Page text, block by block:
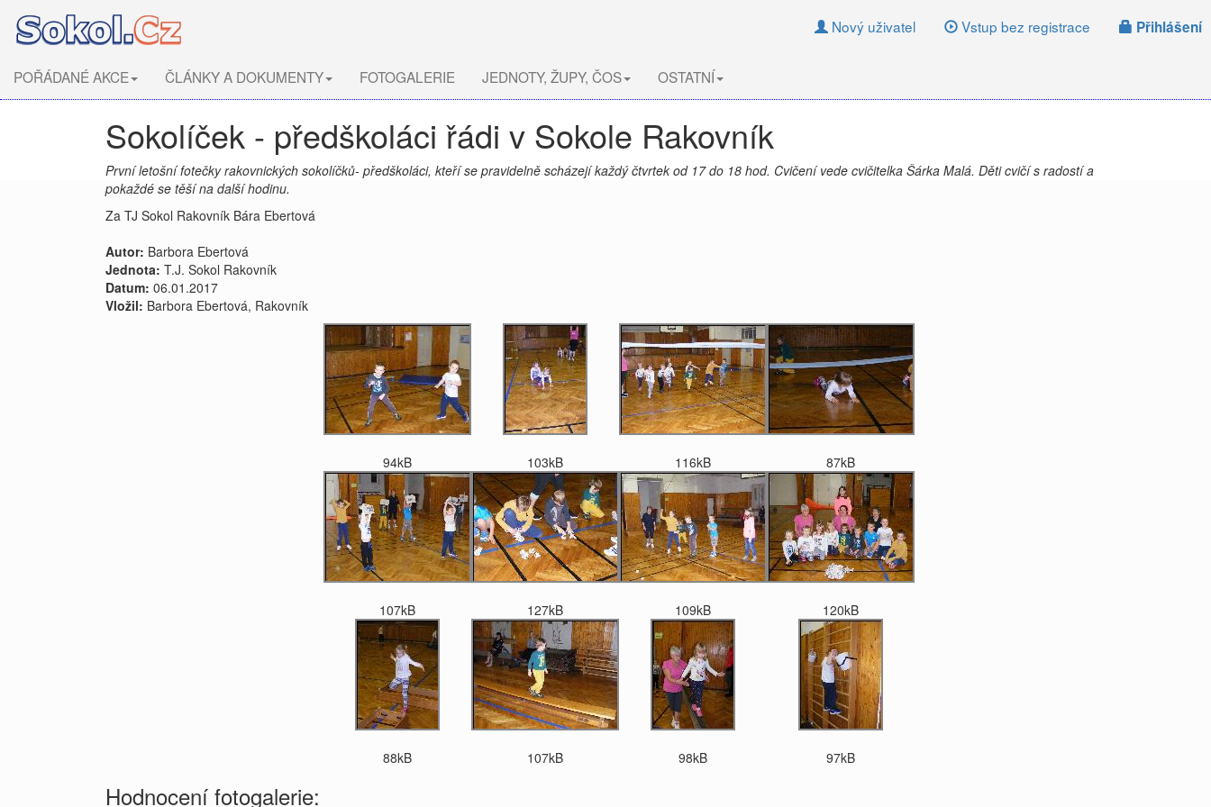
Nový uživatel Vstup bez registrace Přihlášení
POŘÁDANÉ AKCE ČLÁNKY A DOKUMENTY FOTOGALERIE JEDNOTY, ŽUPY, ČOS OSTATNÍ
Sokolíček - předškoláci řádi v Sokole Rakovník
První letošní fotečky rakovnických sokolíčků- předškoláci, kteří se pravidelně scházejí každý čtvrtek od 17 do 18 hod. Cvičení vede cvičitelka Šárka Malá. Děti cvičí s radostí a
pokaždé se těší na další hodinu.
Za TJ Sokol Rakovník Bára Ebertová
Autor: Barbora Ebertová
Jednota: T.J. Sokol Rakovník
Datum: 06.01.2017
Vložil: Barbora Ebertová, Rakovník
94kB 103kB 116kB 87kB
107kB 127kB 109kB 120kB
88kB 107kB 98kB 97kB
Hodnocení fotogalerie: